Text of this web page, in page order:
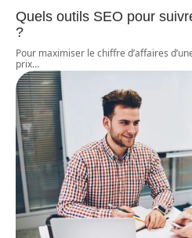
Quels outils SEO pour
?
Pour maximiser le chiffre d’affaires
prix…